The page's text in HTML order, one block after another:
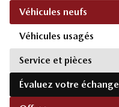
Véhicules neufs
Véhicules usagés
Service et pièces
Évaluez votre échange